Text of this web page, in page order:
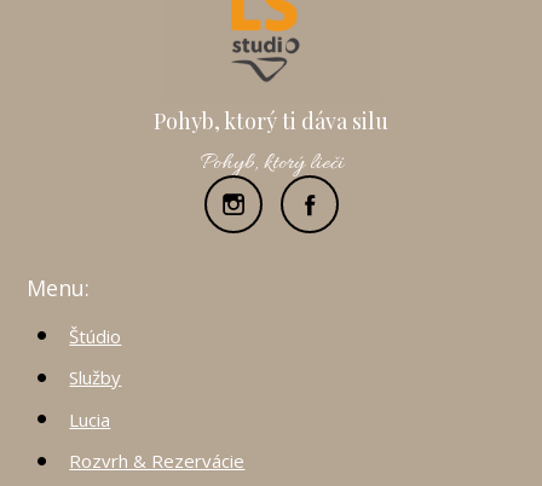
Pohyb, ktorý ti dáva silu
Pohyb, ktorý lieči
Menu:
Štúdio
Služby
Lucia
Rozvrh & Rezervácie